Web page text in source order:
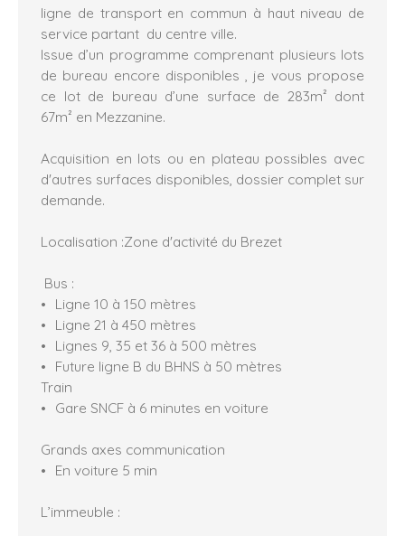
ligne de transport en commun à haut niveau de
service partant du centre ville.
Issue d’un programme comprenant plusieurs lots
de bureau encore disponibles , je vous propose
ce lot de bureau d’une surface de 283m² dont
67m² en Mezzanine.
Acquisition en lots ou en plateau possibles avec
d'autres surfaces disponibles, dossier complet sur
demande.
Localisation :Zone d'activité du Brezet
Bus :
Ligne 10 à 150 mètres
Ligne 21 à 450 mètres
Lignes 9, 35 et 36 à 500 mètres
Future ligne B du BHNS à 50 mètres
Train
Gare SNCF à 6 minutes en voiture
Grands axes communication
En voiture 5 min
L’immeuble :